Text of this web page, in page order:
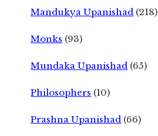
Mandukya Upanishad (218)
Monks (93)
Mundaka Upanishad (65)
Philosophers (10)
Prashna Upanishad (66)